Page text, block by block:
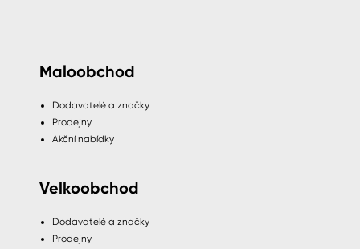
Maloobchod
Dodavatelé a značky
Prodejny
Akční nabídky
Velkoobchod
Dodavatelé a značky
Prodejny